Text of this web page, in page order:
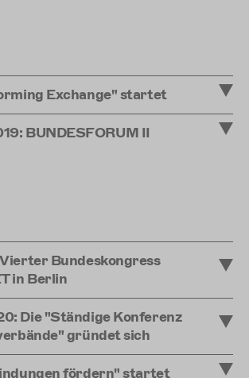
Exchange" startet
BUNDESFORUM II
Bundeskongress
in Berlin
Die "Ständige Konferenz
gründet sich
fördern" startet